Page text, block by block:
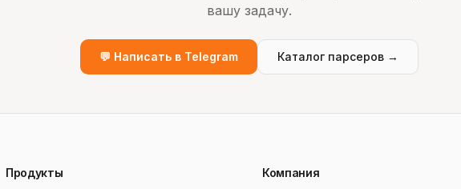
вашу задачу.
💬 Написать в Telegram Каталог парсеров →
Продукты Компания